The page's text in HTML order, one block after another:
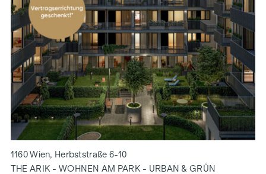
1160 Wien, Herbststraße 6-10
THE ARIK - WOHNEN AM PARK - URBAN & GRÜN